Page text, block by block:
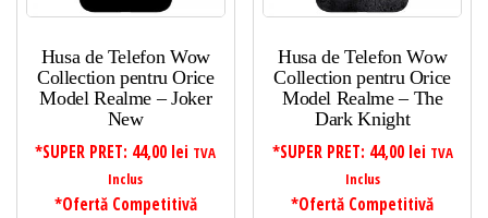
Husa de Telefon Wow
Collection pentru Orice
Model Realme – Joker
New
*SUPER PRET: 44,00 lei TVA
Inclus
*Ofertă Competitivă
Husa de Telefon Wow
Collection pentru Orice
Model Realme – The
Dark Knight
*SUPER PRET: 44,00 lei TVA
Inclus
*Ofertă Competitivă